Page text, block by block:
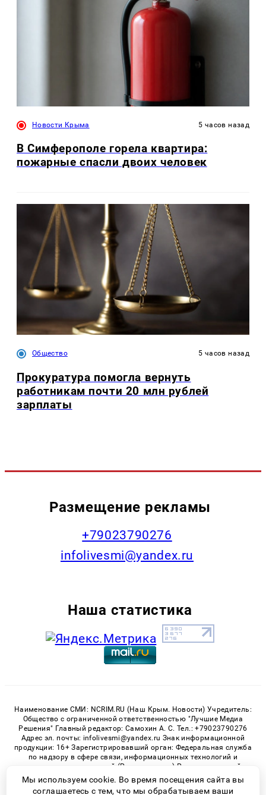
Новости Крыма 5 часов назад
В Симферополе горела квартира:
пожарные спасли двоих человек
Общество 5 часов назад
Прокуратура помогла вернуть
работникам почти 20 млн рублей
зарплаты
Размещение рекламы
+79023790276
infolivesmi@yandex.ru
Наша статистика
Наименование СМИ: NCRIM.RU (Наш Крым. Новости) Учредитель:
Общество с ограниченной ответственностью "Лучшие Медиа
Решения" Главный редактор: Самохин А. С. Тел.: +79023790276
Адрес эл. почты: infolivesmi@yandex.ru Знак информационной
продукции: 16+ Зарегистрировавший орган: Федеральная служба
по надзору в сфере связи, информационных технологий и
массовых коммуникаций (Роскомнадзор) Регистрационный
номер СМИ ЭЛ № ФС 77 - 81150 от 02.06.2021
Мы используем cookie. Во время посещения сайта вы
соглашаетесь с тем, что мы обрабатываем ваши